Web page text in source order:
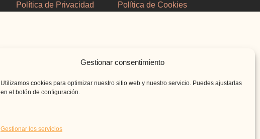
Gestionar consentimiento
Utilizamos cookies para optimizar nuestro sitio web y nuestro servicio. Puedes ajustarlas
en el botón de configuración.
Gestionar los servicios
Política de Privacidad Política de Cookies